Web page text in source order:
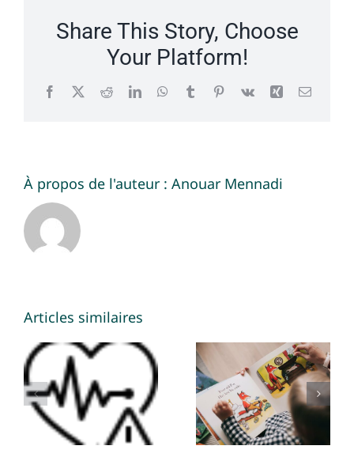
Share This Story, Choose
Your Platform!
Facebook
X RedditLinkedInWhatsApp
TumblrPinterest
Vk Xing Email
À propos de l'auteur : Anouar Mennadi
Articles similaires
4 Different
ways to
think
about your
futur
parent’s
balancing
act: using
the word